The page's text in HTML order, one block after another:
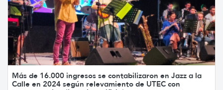
Más de 16.000 ingresos se contabilizaron en Jazz a la
Calle en 2024 según relevamiento de UTEC con